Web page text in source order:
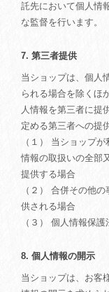
託先において個人情
な監督を行います。
7. 第三者提供
当ショップは、個人
られる場合を除くほ
人情報を第三者に提
定める第三者への提
（１） 当ショップ
情報の取扱いの全部
提供する場合
（２） 合併その他
供される場合
（３） 個人情報保
8. 個人情報の開示
当ショップは、お客